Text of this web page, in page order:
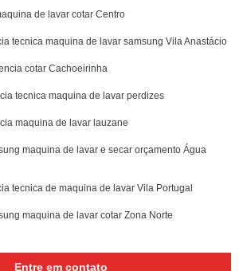
de lavar cotar Centro
tecnica maquina de lavar samsung Vila Anastácio
cotar Cachoeirinha
tecnica maquina de lavar perdizes
maquina de lavar lauzane
maquina de lavar e secar orçamento Água
tecnica de maquina de lavar Vila Portugal
maquina de lavar cotar Zona Norte
Entre em contato